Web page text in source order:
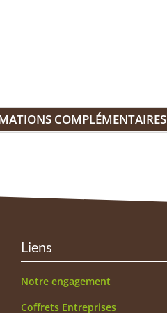
COMPLÉMENTAIRES
Liens
Notre engagement
Coffrets Entreprises